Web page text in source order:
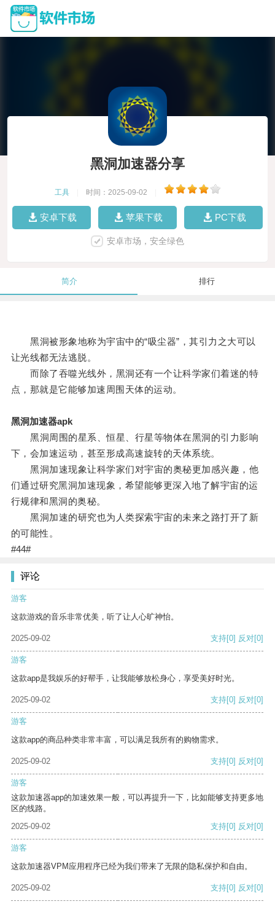
黑洞加速器分享
工具 时间：2025-09-02
安卓下载 苹果下载 PC下载
安卓市场，安全绿色
简介 排行
黑洞被形象地称为宇宙中的“吸尘器”，其引力之大可以
让光线都无法逃脱。
而除了吞噬光线外，黑洞还有一个让科学家们着迷的特
点，那就是它能够加速周围天体的运动。
黑洞加速器apk
黑洞周围的星系、恒星、行星等物体在黑洞的引力影响
下，会加速运动，甚至形成高速旋转的天体系统。
黑洞加速现象让科学家们对宇宙的奥秘更加感兴趣，他
们通过研究黑洞加速现象，希望能够更深入地了解宇宙的运
行规律和黑洞的奥秘。
黑洞加速的研究也为人类探索宇宙的未来之路打开了新
的可能性。
#44#
评论
游客
这款游戏的音乐非常优美，听了让人心旷神怡。
2025-09-02 支持[0] 反对[0]
游客
这款app是我娱乐的好帮手，让我能够放松身心，享受美好时光。
2025-09-02 支持[0] 反对[0]
游客
这款app的商品种类非常丰富，可以满足我所有的购物需求。
2025-09-02 支持[0] 反对[0]
游客
这款加速器app的加速效果一般，可以再提升一下，比如能够支持更多地
区的线路。
2025-09-02
支持[0] 反对[0]
游客
这款加速器VPM应用程序已经为我们带来了无限的隐私保护和自由。
2025-09-02 支持[0] 反对[0]